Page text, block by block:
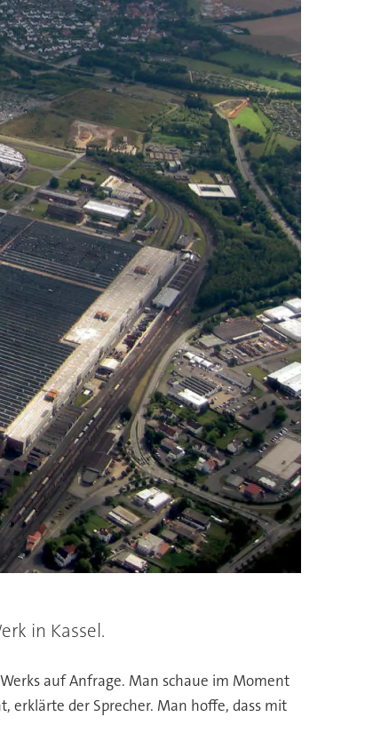
in Kassel.
auf Anfrage. Man schaue im Moment
erklärte der Sprecher. Man hoffe, dass mit